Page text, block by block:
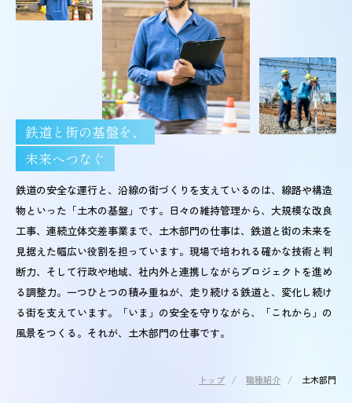
鉄道と街の基盤を、
未来へつなぐ
鉄道の安全な運行と、沿線の街づくりを支えているのは、線路や構造
物といった「土木の基盤」です。日々の維持管理から、大規模な改良
工事、連続立体交差事業まで、土木部門の仕事は、鉄道と街の未来を
見据えた幅広い役割を担っています。現場で培われる確かな技術と判
断力、そして行政や地域、社内外と連携しながらプロジェクトを進め
る調整力。一つひとつの積み重ねが、走り続ける鉄道と、変化し続け
る街を支えています。「いま」の安全を守りながら、「これから」の
風景をつくる。それが、土木部門の仕事です。
トップ/ 職種紹介 / 土木部門